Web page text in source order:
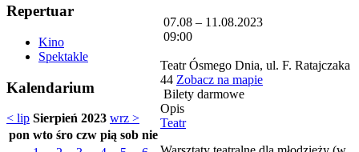
Repertuar
Kino
Spektakle
Kalendarium
< lip Sierpień 2023 wrz >
pon wto śro czw pią sob nie
07.08 – 11.08.2023
09:00
Teatr Ósmego Dnia, ul. F. Ratajczaka
44 Zobacz na mapie
Bilety darmowe
Opis
Teatr